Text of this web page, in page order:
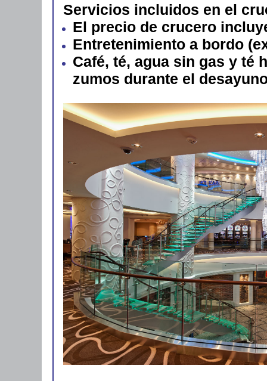
Servicios incluidos en el
El precio de crucero
Entretenimiento a bordo
Café, té, agua sin gas y té
zumos durante el